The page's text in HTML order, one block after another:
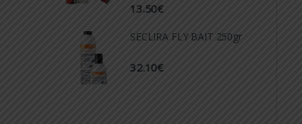
13.50€
SECLIRA FLY BAIT 250gr
32.10€